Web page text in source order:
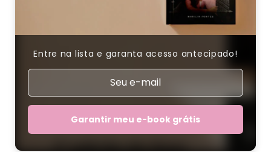
Entre na lista e garanta acesso antecipado!
Garantir meu e-book grátis